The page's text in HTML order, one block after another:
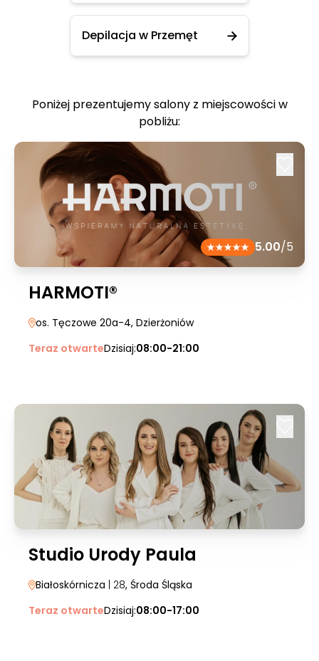
Depilacja w Przemęt
Poniżej prezentujemy salony z miejscowości w
pobliżu:
5.00/5
HARMOTI®
os. Tęczowe 20a-4, Dzierżoniów
Teraz otwarteDzisiaj:08:00-21:00
Studio Urody Paula
Białoskórnicza | 28, Środa Śląska
Teraz otwarteDzisiaj:08:00-17:00